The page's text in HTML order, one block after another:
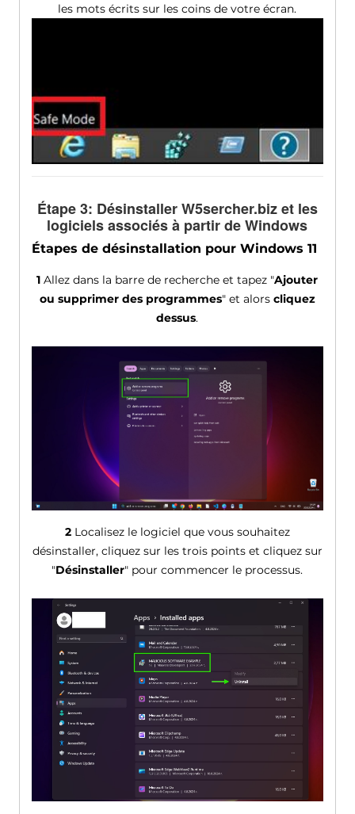
les mots écrits sur les coins de votre écran.
Étape 3: Désinstaller W5sercher.biz et les
logiciels associés à partir de Windows
Étapes de désinstallation pour Windows 11
1 Allez dans la barre de recherche et tapez "Ajouter
ou supprimer des programmes" et alors cliquez
dessus.
2Localisez le logiciel que vous souhaitez
désinstaller, cliquez sur les trois points et cliquez sur
"Désinstaller" pour commencer le processus.